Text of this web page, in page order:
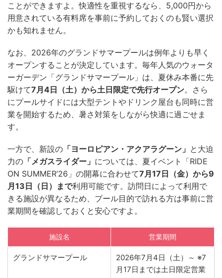
ことができますよ。快適性を重視するなら、5,000円から
用意されている有料席を事前に予約しておくのも賢い選択
かも知れません。
なお、2026年のグランドサマープールは例年よりも早く
オープンすることが決定しています。毎年人気のウォータ
ーガーデン「グランドサマープール」は、夏休み本番に先
駆けて7月4日（土）から土日限定で先行オープン。さら
にプールサイドには大型テントやドリンク屋台も同時に営
業を開始するため、暑さ対策をしながら快適に過ごせま
す。
一方で、新設の 「ヨーロピアン・アクアラグーン」 と大迫
力の 「メガスライダー」 については、夏イベント「RIDE
ON SUMMER’26」の開幕に合わせて7月17日（金）から9
月13日（日）まで利用可能です。訪問日によって利用で
きる施設が異なるため、プール目的で訪れる方は事前に営
業期間を確認しておくと安心ですよ。
施設名 営業期間
グランドサマープール
2026年7月4日（土）～ ※7
月17日までは土日限定営業